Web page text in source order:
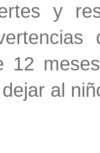
y
12
al